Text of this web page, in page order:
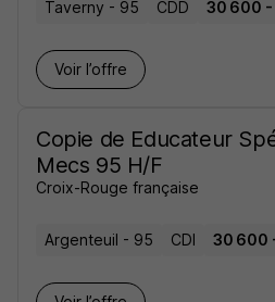
Taverny - 95 CDD 30 600 -
Voir l’offre
Copie de Educateur
Mecs 95 H/F
Croix-Rouge française
Argenteuil - 95 CDI 30 600